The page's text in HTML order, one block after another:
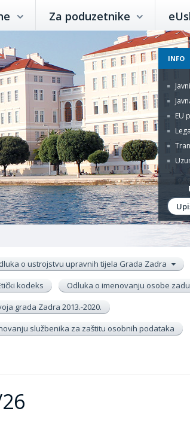
Za poduzetnike
INFO
EU
o ustrojstvu upravnih tijela Grada Zadra
kodeks
Odluka o imenovanju osobe
grada Zadra 2013.-2020.
službenika za zaštitu osobnih podataka